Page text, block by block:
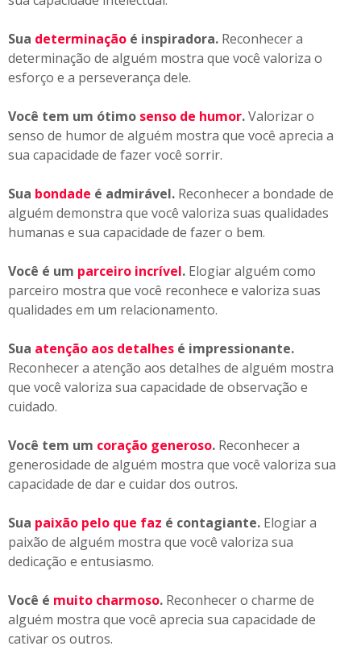
Sua determinação é inspiradora. Reconhecer a
determinação de alguém mostra que você valoriza o
esforço e a perseverança dele.
Você tem um ótimo senso de humor.Valorizar o
senso de humor de alguém mostra que você aprecia a
sua capacidade de fazer você sorrir.
Sua bondade é admirável. Reconhecer a bondade de
alguém demonstra que você valoriza suas qualidades
humanas e sua capacidade de fazer o bem.
Você é um parceiro incrível. Elogiar alguém como
parceiro mostra que você reconhece e valoriza suas
qualidades em um relacionamento.
Sua atenção aos detalhes é impressionante.
Reconhecer a atenção aos detalhes de alguém mostra
que você valoriza sua capacidade de observação e
cuidado.
Você tem um coração generoso. Reconhecer a
generosidade de alguém mostra que você valoriza sua
capacidade de dar e cuidar dos outros.
Sua paixão pelo que faz é contagiante. Elogiar a
paixão de alguém mostra que você valoriza sua
dedicação e entusiasmo.
Você é muito charmoso. Reconhecer o charme de
alguém mostra que você aprecia sua capacidade de
cativar os outros.